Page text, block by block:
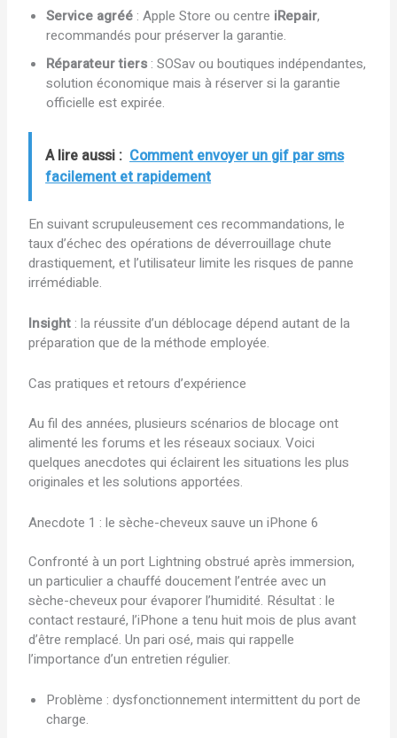
Service agréé : Apple Store ou centre iRepair,
recommandés pour préserver la garantie.
Réparateur tiers : SOSav ou boutiques indépendantes,
solution économique mais à réserver si la garantie
officielle est expirée.
A lire aussi : Comment envoyer un gif par sms
facilement et rapidement
En suivant scrupuleusement ces recommandations, le
taux d’échec des opérations de déverrouillage chute
drastiquement, et l’utilisateur limite les risques de panne
irrémédiable.
Insight : la réussite d’un déblocage dépend autant de la
préparation que de la méthode employée.
Cas pratiques et retours d’expérience
Au fil des années, plusieurs scénarios de blocage ont
alimenté les forums et les réseaux sociaux. Voici
quelques anecdotes qui éclairent les situations les plus
originales et les solutions apportées.
Anecdote 1 : le sèche-cheveux sauve un iPhone 6
Confronté à un port Lightning obstrué après immersion,
un particulier a chauffé doucement l’entrée avec un
sèche-cheveux pour évaporer l’humidité. Résultat : le
contact restauré, l’iPhone a tenu huit mois de plus avant
d’être remplacé. Un pari osé, mais qui rappelle
l’importance d’un entretien régulier.
Problème : dysfonctionnement intermittent du port de
charge.